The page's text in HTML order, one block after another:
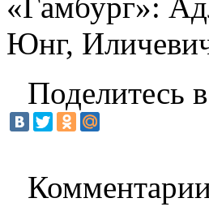
Юнг,
Поделитесь